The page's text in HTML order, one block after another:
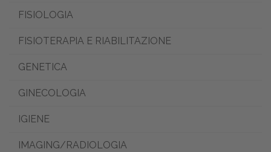
FISIOLOGIA
FISIOTERAPIA E RIABILITAZIONE
GENETICA
GINECOLOGIA
IGIENE
IMAGING/RADIOLOGIA